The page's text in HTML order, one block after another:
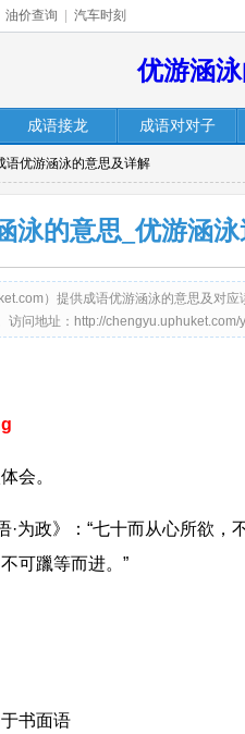
油价查询 汽车时刻
优游涵
成语接龙 成语对对子
语优游涵泳的意思及详解
泳的意思_优游涵
）提供成语优游涵泳的意思及对
访问地址：http://
会。
·为政》：“七十而从心所欲，
可躐等而进。”
书面语